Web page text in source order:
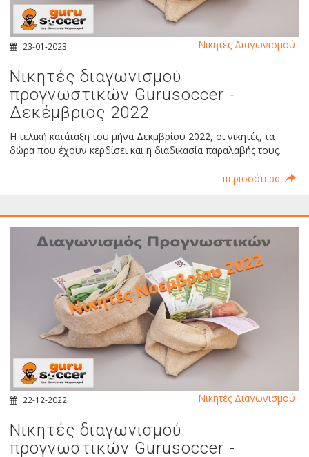
23-01-2023
Νικητές διαγωνισμού
προγνωστικών Gurusoccer -
Δεκέμβριος 2022
Η τελική κατάταξη του μήνα Δεκμβρίου 2022, οι νικητές, τα
δώρα που έχουν κερδίσει και η διαδικασία παραλαβής τους.
περισσότερα...
Νικητές Διαγωνισμού
22-12-2022
Νικητές διαγωνισμού
προγνωστικών Gurusoccer -
Νικητές Διαγωνισμού